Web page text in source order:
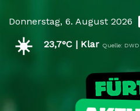
content
Donnerstag, 6. August 2026
☀️ 23,7°C | Klar Quelle: DWD